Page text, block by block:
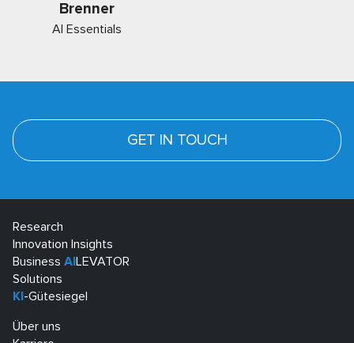
Brenner
AI Essentials
GET IN TOUCH
Research
Innovation Insights
Business AILEVATOR
Solutions
KI-Gütesiegel
Über uns